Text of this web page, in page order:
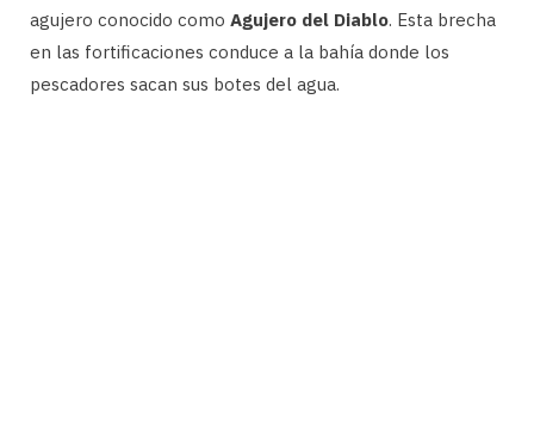
agujero conocido como Agujero del Diablo. Esta brecha
en las fortificaciones conduce a la bahía donde los
pescadores sacan sus botes del agua.